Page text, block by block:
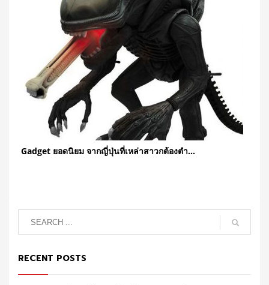
Gadget ยอดนิยม จากญี่ปุ่นที่เหล่าสาวกต้องตำ…
RECENT POSTS